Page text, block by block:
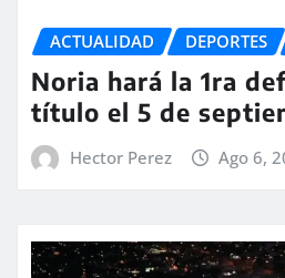
ACTUALIDAD DEPORTES
Noria hará la 1ra
título el 5 de
Hector Perez Ago 6,